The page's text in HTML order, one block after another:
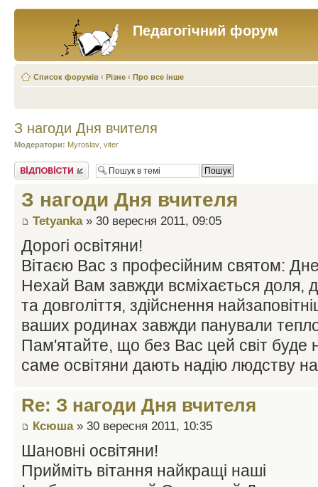
Педагогічний форум
Список форумів ‹ Різне ‹ Про все інше
З нагоди Дня вчителя
Модератори: Myroslav viter
Відповісти
З нагоди Дня вчителя
Tetyanka» 30 вересня 2011, 09:05
Дорогі освітяни!
Вітаєю Вас з професійним святом:
Нехай Вам завжди всміхається доля,
та довголіття, здійснення
ваших родинах завжди панували
Пам'ятайте, що без Вас цей світ буде
саме освітяни дають надію людству
Re: З нагоди Дня вчителя
Ксюша» 30 вересня 2011, 10:35
Шановні освітяни!
Прийміть вітання найкращі наші